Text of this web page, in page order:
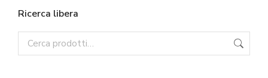
Ricerca libera